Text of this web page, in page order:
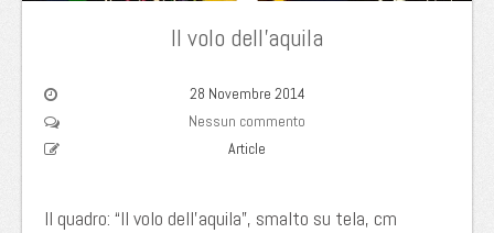
Il volo dell’aquila
28 Novembre 2014
Nessun commento
Article
Il quadro: “Il volo dell’aquila”, smalto su tela, cm